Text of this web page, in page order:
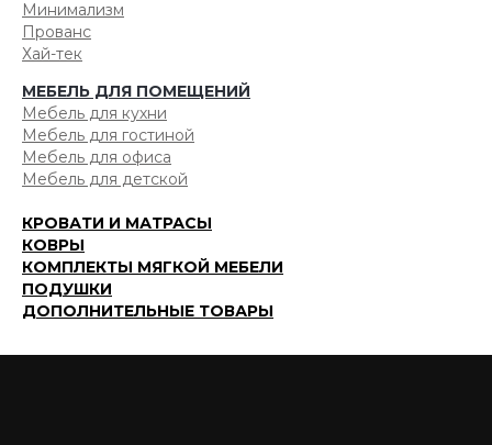
Минимализм
Прованс
Хай-тек
МЕБЕЛЬ ДЛЯ ПОМЕЩЕНИЙ
Мебель для кухни
Мебель для гостиной
Мебель для офиса
Мебель для детской
КРОВАТИ И МАТРАСЫ
КОВРЫ
КОМПЛЕКТЫ МЯГКОЙ МЕБЕЛИ
ПОДУШКИ
ДОПОЛНИТЕЛЬНЫЕ ТОВАРЫ